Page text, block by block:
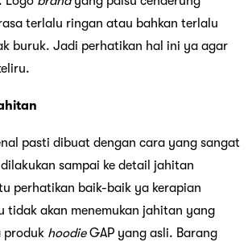
terlalu ringan atau bahkan terlalu
buruk. Jadi perhatikan hal ini ya agar
pasti dibuat dengan cara yang sangat
sampai ke detail jahitan
perhatikan baik-baik ya kerapian
tidak akan menemukan jahitan yang
produk hoodieGAP yang asli. Barang